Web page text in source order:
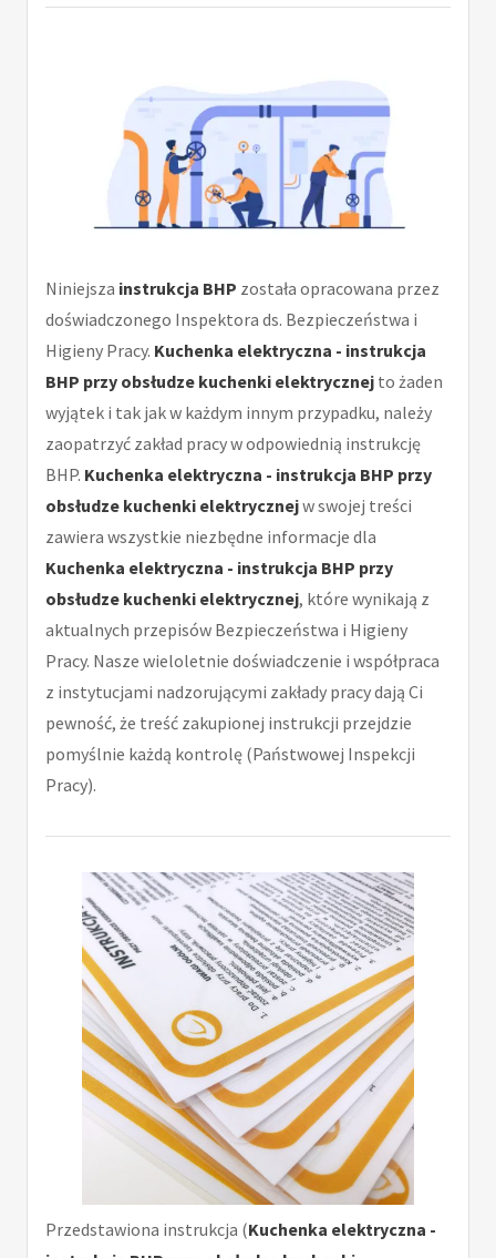
Niniejsza instrukcja BHP została opracowana przez
doświadczonego Inspektora ds. Bezpieczeństwa i
Higieny Pracy. Kuchenka elektryczna - instrukcja
BHP przy obsłudze kuchenki elektrycznej to żaden
wyjątek i tak jak w każdym innym przypadku, należy
zaopatrzyć zakład pracy w odpowiednią instrukcję
BHP. Kuchenka elektryczna - instrukcja BHP przy
obsłudze kuchenki elektrycznejw swojej treści
zawiera wszystkie niezbędne informacje dla
Kuchenka elektryczna - instrukcja BHP przy
obsłudze kuchenki elektrycznej, które wynikają z
aktualnych przepisów Bezpieczeństwa i Higieny
Pracy. Nasze wieloletnie doświadczenie i współpraca
z instytucjami nadzorującymi zakłady pracy dają Ci
pewność, że treść zakupionej instrukcji przejdzie
pomyślnie każdą kontrolę (Państwowej Inspekcji
Pracy).
Przedstawiona instrukcja (Kuchenka elektryczna -